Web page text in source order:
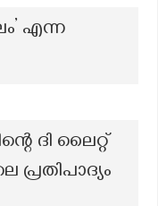
എന്ന
ദി ലൈറ്റ്